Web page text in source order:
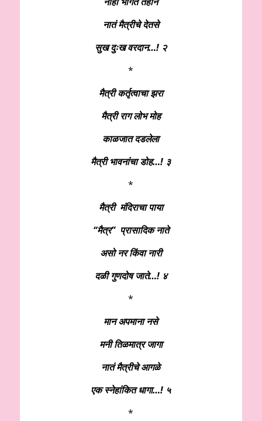
नातं मैत्रीचे देतसे
सुख दुःख वरदान…! २
*
मैत्री कर्तृत्वाचा झरा
मैत्री राग लोभ मोह
काळजात दडलेला
मैत्री भावनांचा डोह…! ३
*
मैत्री मंदिराचा पाया
“मैत्र” प्रासादिक नाते
असो नर किंवा नारी
दळी गुणदोष जाते…! ४
*
मान अपमाना नसे
मनी तिळमात्र जागा
नातं मैत्रीचे आगळे
एक स्नेहांकित धागा…! ५
*